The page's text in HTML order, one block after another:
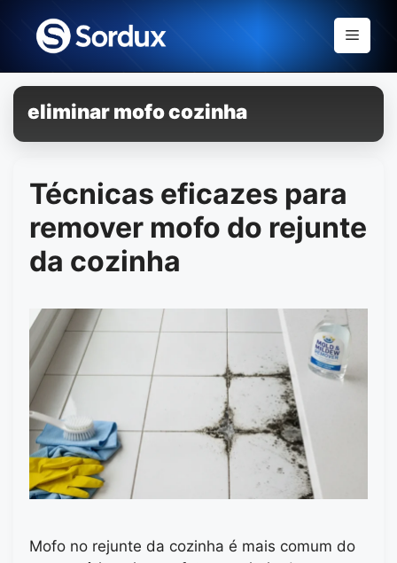
content
Menu
eliminar mofo cozinha
Técnicas eficazes para
remover mofo do rejunte
da cozinha
Mofo no rejunte da cozinha é mais comum do